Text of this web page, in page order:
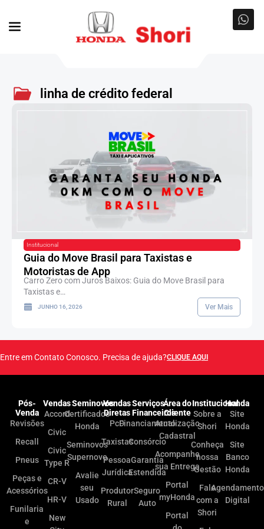
linha de crédito federal
Institucional
Guia do Move Brasil para Taxistas e
Motoristas de App
Carro Zero com Juros Baixos: Guia do Move Brasil para
Taxistas e…
JUNHO 16, 2026 Ver Mais
Entre em Contato Conosco. Precisa de ajuda?CLIQUE AQUI
Pós-
Venda
Revisões
Recall
Pneus
Peças e
Acessórios
Funilaria
e
Vendas
Accord
Civic
Civic
Type R
CR-V
HR-V
New
Seminovos
Certificados
Honda
Seminovos
Supernovo
Avalie
seu
Usado
Vendas
Diretas
PcD
Taxistas
Pessoa
Jurídica
Produtor
Rural
Serviços
Financeiros
Financiamento
Consórcio
Garantia
Estendida
Seguro
Auto
Área do
Cliente
Atualização
Cadastral
Acompanhe
sua Entrega
Portal
myHonda
Portal
Institucional
Sobre a
Shori
Conheça
nossa
Gestão
Fale
com a
Shori
Honda
Site
Honda
Site
Banco
Honda
Agendamento
Digital